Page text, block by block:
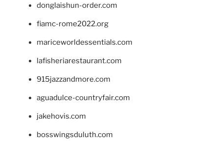
donglaishun-order.com
fiamc-rome2022.org
mariceworldessentials.com
lafisheriarestaurant.com
915jazzandmore.com
aguadulce-countryfair.com
jakehovis.com
bosswingsduluth.com